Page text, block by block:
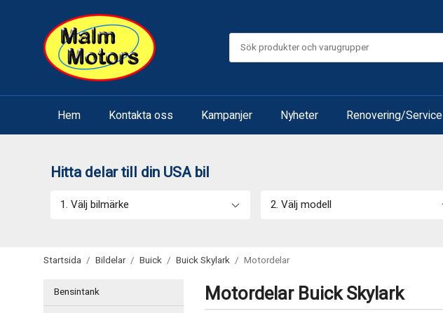
Hem Kontakta oss Kampanjer Nyheter Renovering/Service
Hitta delar till din USA bil
1. Välj bilmärke 2. Välj modell
Startsida / Bildelar / Buick / Buick Skylark / Motordelar
Bensintank Motordelar Buick Skylark